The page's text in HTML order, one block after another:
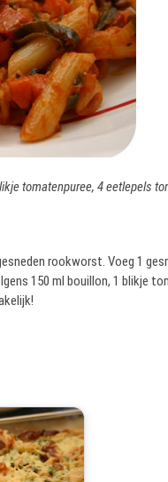
tomatenpuree, 4 eetlepels
rookworst. Voeg 1
150 ml bouillon, 1 blikje